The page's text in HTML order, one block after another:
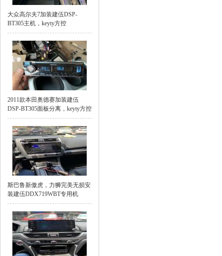
大众高尔夫7加装建伍DSP-
BT305主机，keyty方控
2011款本田奥德赛加装建伍
DSP-BT305面板分离，keyty方控
斯巴鲁新傲虎，力狮完美无损安
装建伍DDX719WBT专用机